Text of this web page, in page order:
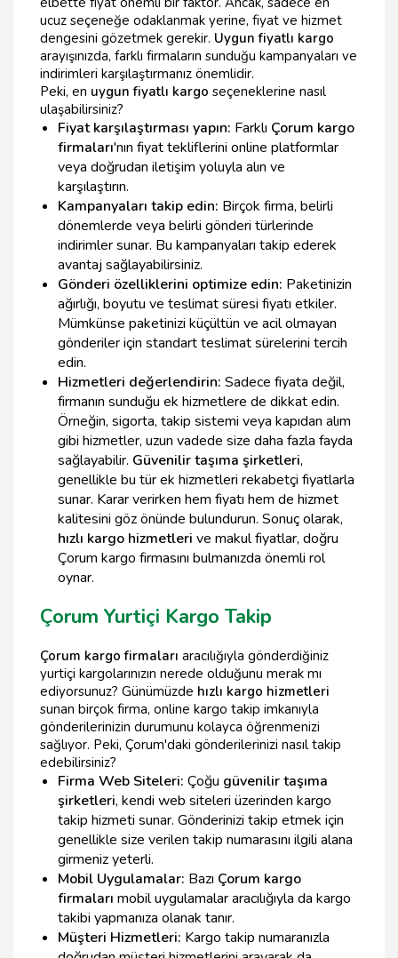
ucuz seçeneğe odaklanmak yerine, fiyat ve hizmet
dengesini gözetmek gerekir. Uygun fiyatlı kargo
arayışınızda, farklı firmaların sunduğu kampanyaları ve
indirimleri karşılaştırmanız önemlidir.
Peki, en uygun fiyatlı kargo seçeneklerine nasıl
ulaşabilirsiniz?
Fiyat karşılaştırması yapın: Farklı Çorum kargo
firmaları'nın fiyat tekliflerini online platformlar
veya doğrudan iletişim yoluyla alın ve
karşılaştırın.
Kampanyaları takip edin: Birçok firma, belirli
dönemlerde veya belirli gönderi türlerinde
indirimler sunar. Bu kampanyaları takip ederek
avantaj sağlayabilirsiniz.
Gönderi özelliklerini optimize edin: Paketinizin
ağırlığı, boyutu ve teslimat süresi fiyatı etkiler.
Mümkünse paketinizi küçültün ve acil olmayan
gönderiler için standart teslimat sürelerini tercih
edin.
Hizmetleri değerlendirin: Sadece fiyata değil,
firmanın sunduğu ek hizmetlere de dikkat edin.
Örneğin, sigorta, takip sistemi veya kapıdan alım
gibi hizmetler, uzun vadede size daha fazla fayda
sağlayabilir. Güvenilir taşıma şirketleri,
genellikle bu tür ek hizmetleri rekabetçi fiyatlarla
sunar. Karar verirken hem fiyatı hem de hizmet
kalitesini göz önünde bulundurun. Sonuç olarak,
hızlı kargo hizmetleri ve makul fiyatlar, doğru
Çorum kargo firmasını bulmanızda önemli rol
oynar.
Çorum Yurtiçi Kargo Takip
Çorum kargo firmaları aracılığıyla gönderdiğiniz
yurtiçi kargolarınızın nerede olduğunu merak mı
ediyorsunuz? Günümüzde hızlı kargo hizmetleri
sunan birçok firma, online kargo takip imkanıyla
gönderilerinizin durumunu kolayca öğrenmenizi
sağlıyor. Peki, Çorum'daki gönderilerinizi nasıl takip
edebilirsiniz?
Firma Web Siteleri: Çoğu güvenilir taşıma
şirketleri, kendi web siteleri üzerinden kargo
takip hizmeti sunar. Gönderinizi takip etmek için
genellikle size verilen takip numarasını ilgili alana
girmeniz yeterli.
Mobil Uygulamalar: Bazı Çorum kargo
firmaları mobil uygulamalar aracılığıyla da kargo
takibi yapmanıza olanak tanır.
Müşteri Hizmetleri: Kargo takip numaranızla